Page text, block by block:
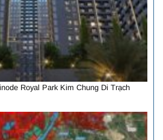
Royal Park Kim Chung Di Trạch